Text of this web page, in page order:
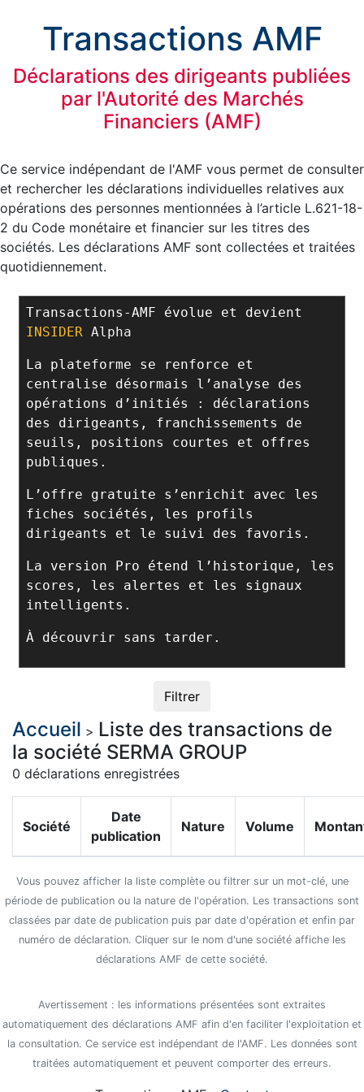
Transactions AMF
Déclarations des dirigeants publiées
par l'Autorité des Marchés
Financiers (AMF)
Ce service indépendant de l'AMF vous permet de consulter
et rechercher les déclarations individuelles relatives aux
opérations des personnes mentionnées à l’article L.621-18-
2 du Code monétaire et financier sur les titres des
sociétés. Les déclarations AMF sont collectées et traitées
quotidiennement.
Transactions-AMF évolue et devient
INSIDER Alpha
La plateforme se renforce et
centralise désormais l’analyse des
opérations d’initiés : déclarations
des dirigeants, franchissements de
seuils, positions courtes et offres
publiques.
L’offre gratuite s’enrichit avec les
fiches sociétés, les profils
dirigeants et le suivi des favoris.
La version Pro étend l’historique, les
scores, les alertes et les signaux
intelligents.
À découvrir sans tarder.
Filtrer
Accueil > Liste des transactions de
la société SERMA GROUP
0 déclarations enregistrées
Société
Date
publication
Nature Volume
Vous pouvez afficher la liste complète ou filtrer sur un mot-clé, une
période de publication ou la nature de l'opération. Les transactions sont
classées par date de publication puis par date d'opération et enfin par
numéro de déclaration. Cliquer sur le nom d'une société affiche les
déclarations AMF de cette société.
Avertissement : les informations présentées sont extraites
automatiquement des déclarations AMF afin d'en faciliter l'exploitation et
la consultation. Ce service est indépendant de l'AMF. Les données sont
traitées automatiquement et peuvent comporter des erreurs.